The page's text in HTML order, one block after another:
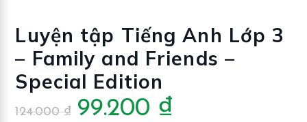
Luyện tập Tiếng Anh Lớp 3
– Family and Friends –
Special Edition
124.000₫ Giá
99.200 ₫